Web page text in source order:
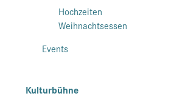
Hochzeiten
Weihnachtsessen
Events
Kulturbühne